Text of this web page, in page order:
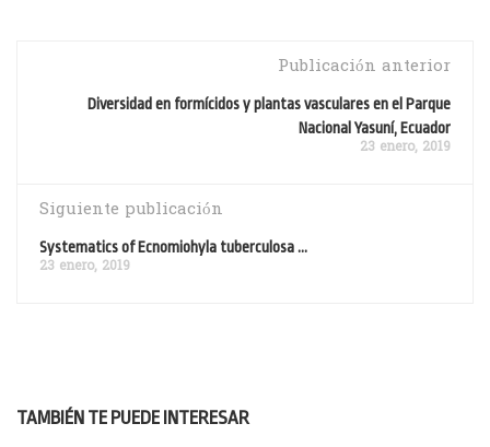
Publicación anterior
Diversidad en formícidos y plantas vasculares en el Parque
Nacional Yasuní, Ecuador
23 enero, 2019
Siguiente publicación
Systematics of Ecnomiohyla tuberculosa ...
23 enero, 2019
TAMBIÉN TE PUEDE INTERESAR